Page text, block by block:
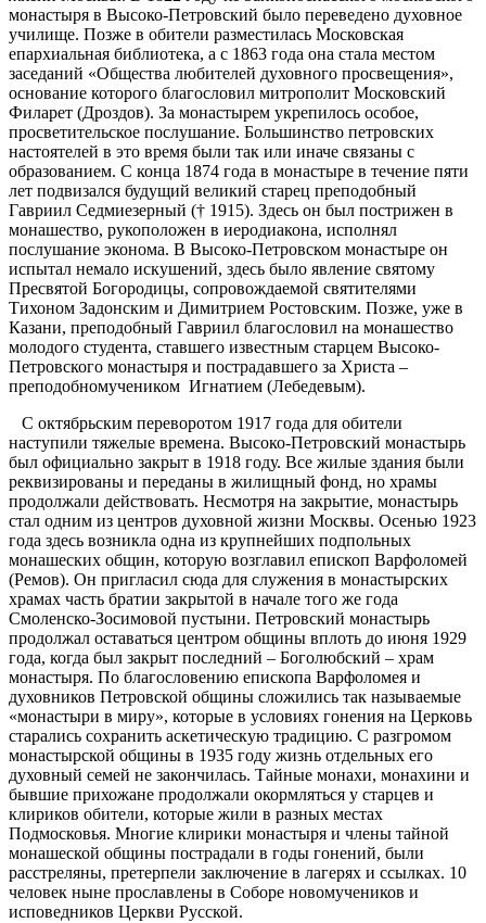
монастыря в Высоко-Петровский было переведено духовное
училище. Позже в обители разместилась Московская
епархиальная библиотека, а с 1863 года она стала местом
заседаний «Общества любителей духовного просвещения»,
основание которого благословил митрополит Московский
Филарет (Дроздов). За монастырем укрепилось особое,
просветительское послушание. Большинство петровских
настоятелей в это время были так или иначе связаны с
образованием. С конца 1874 года в монастыре в течение пяти
лет подвизался будущий великий старец преподобный
Гавриил Седмиезерный († 1915). Здесь он был пострижен в
монашество, рукоположен в иеродиакона, исполнял
послушание эконома. В Высоко-Петровском монастыре он
испытал немало искушений, здесь было явление святому
Пресвятой Богородицы, сопровождаемой святителями
Тихоном Задонским и Димитрием Ростовским. Позже, уже в
Казани, преподобный Гавриил благословил на монашество
молодого студента, ставшего известным старцем Высоко-
Петровского монастыря и пострадавшего за Христа –
преподобномучеником Игнатием (Лебедевым).
С октябрьским переворотом 1917 года для обители
наступили тяжелые времена. Высоко-Петровский монастырь
был официально закрыт в 1918 году. Все жилые здания были
реквизированы и переданы в жилищный фонд, но храмы
продолжали действовать. Несмотря на закрытие, монастырь
стал одним из центров духовной жизни Москвы. Осенью 1923
года здесь возникла одна из крупнейших подпольных
монашеских общин, которую возглавил епископ Варфоломей
(Ремов). Он пригласил сюда для служения в монастырских
храмах часть братии закрытой в начале того же года
Смоленско-Зосимовой пустыни. Петровский монастырь
продолжал оставаться центром общины вплоть до июня 1929
года, когда был закрыт последний – Боголюбский – храм
монастыря. По благословению епископа Варфоломея и
духовников Петровской общины сложились так называемые
«монастыри в миру», которые в условиях гонения на Церковь
старались сохранить аскетическую традицию. С разгромом
монастырской общины в 1935 году жизнь отдельных его
духовный семей не закончилась. Тайные монахи, монахини и
бывшие прихожане продолжали окормляться у старцев и
клириков обители, которые жили в разных местах
Подмосковья. Многие клирики монастыря и члены тайной
монашеской общины пострадали в годы гонений, были
расстреляны, претерпели заключение в лагерях и ссылках. 10
человек ныне прославлены в Соборе новомучеников и
исповедников Церкви Русской.